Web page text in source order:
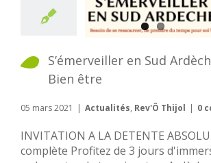
S’émerveiller en Sud
Bien être
05 mars 2021 | Actualités, Rev'Ô Thijol | 0
INVITATION A LA DETENTE
complète Profitez de 3 jours